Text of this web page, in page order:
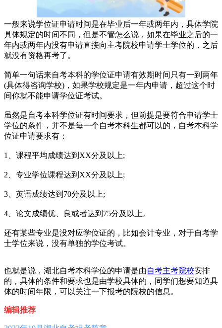
一般来说学位证申请时间是在毕业后一年或两年内，具体学院
具体规定的时间不同，但是不管怎么说，如果在毕业之后的一
年内或两年内没有申请直接向主考院校申请学士学位的，之后
就没有资格再考了。
简单一句话来自考本科的学位证申请有效期时间只有一到两年
(具体得咨询学校)，如果学校规定是一年内申请，超过这个时
间你就不能申请学位证考试。
虽然是自考本科学位证有时间要求，但前提是要符合申请学士
学位的条件，并不是每一个自考本科生都可以的，自考本科学
位证申请要求有：
1、课程平均成绩达到XX分及以上;
2、专业学位课程达到XX分及以上;
3、英语成绩达到70分及以上;
4、论文成绩优、良或者达到75分及以上。
还有某些专业是没对应学位证的，比如会计专业，对于自考学
士学位来说，没有单独的学位考试。
也就是说，湖北自考本科学位的申请是由自考主考院校安排
的，具体的条件和要求也是由学校具体的，同学们想要知道具
体的时间年限，可以关注一下报考的院校的信息。
编辑推荐